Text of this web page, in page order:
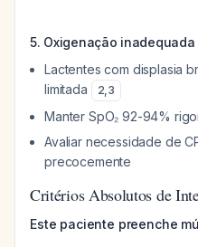
5. Oxigenação inadequada
Lactentes com displasia
limitada
2,3
Manter SpO₂ 92-94%
Avaliar necessidade de
precocemente
Critérios Absolutos de
Este paciente preenche